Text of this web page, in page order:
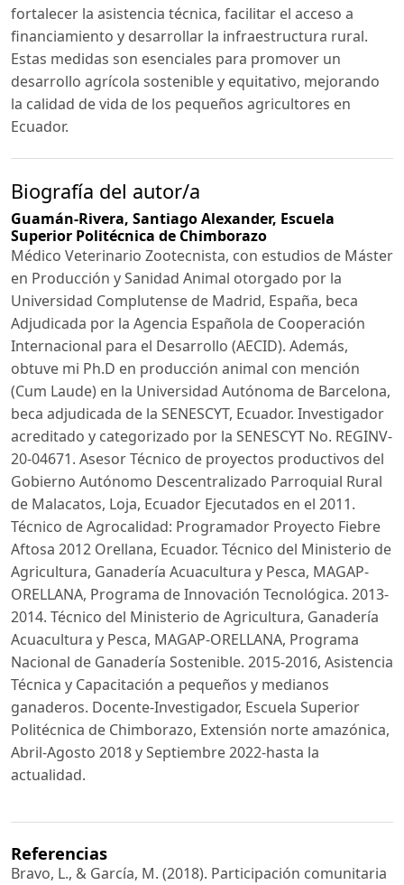
fortalecer la asistencia técnica, facilitar el acceso a
financiamiento y desarrollar la infraestructura rural.
Estas medidas son esenciales para promover un
desarrollo agrícola sostenible y equitativo, mejorando
la calidad de vida de los pequeños agricultores en
Ecuador.
Biografía del autor/a
Guamán-Rivera, Santiago Alexander, Escuela
Superior Politécnica de Chimborazo
Médico Veterinario Zootecnista, con estudios de Máster
en Producción y Sanidad Animal otorgado por la
Universidad Complutense de Madrid, España, beca
Adjudicada por la Agencia Española de Cooperación
Internacional para el Desarrollo (AECID). Además,
obtuve mi Ph.D en producción animal con mención
(Cum Laude) en la Universidad Autónoma de Barcelona,
beca adjudicada de la SENESCYT, Ecuador. Investigador
acreditado y categorizado por la SENESCYT No. REGINV-
20-04671. Asesor Técnico de proyectos productivos del
Gobierno Autónomo Descentralizado Parroquial Rural
de Malacatos, Loja, Ecuador Ejecutados en el 2011.
Técnico de Agrocalidad: Programador Proyecto Fiebre
Aftosa 2012 Orellana, Ecuador. Técnico del Ministerio de
Agricultura, Ganadería Acuacultura y Pesca, MAGAP-
ORELLANA, Programa de Innovación Tecnológica. 2013-
2014. Técnico del Ministerio de Agricultura, Ganadería
Acuacultura y Pesca, MAGAP-ORELLANA, Programa
Nacional de Ganadería Sostenible. 2015-2016, Asistencia
Técnica y Capacitación a pequeños y medianos
ganaderos. Docente-Investigador, Escuela Superior
Politécnica de Chimborazo, Extensión norte amazónica,
Abril-Agosto 2018 y Septiembre 2022-hasta la
actualidad.
Referencias
Bravo, L., & García, M. (2018). Participación comunitaria